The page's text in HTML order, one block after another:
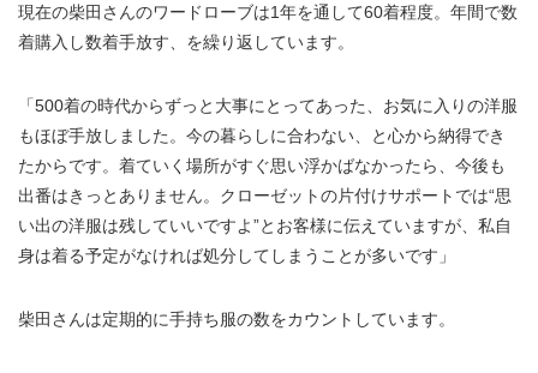
現在の柴田さんのワードローブは1年を通して60着程度。年間で数
着購入し数着手放す、を繰り返しています。
「500着の時代からずっと大事にとってあった、お気に入りの洋服
もほぼ手放しました。今の暮らしに合わない、と心から納得でき
たからです。着ていく場所がすぐ思い浮かばなかったら、今後も
出番はきっとありません。クローゼットの片付けサポートでは“思
い出の洋服は残していいですよ”とお客様に伝えていますが、私自
身は着る予定がなければ処分してしまうことが多いです」
柴田さんは定期的に手持ち服の数をカウントしています。